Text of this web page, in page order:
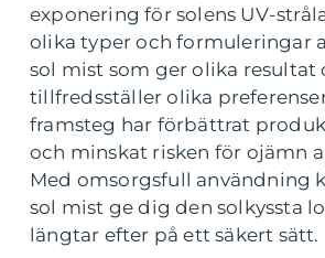
exponering för solens UV-
olika typer och formuleringar
sol mist som ger olika resultat
tillfredsställer olika
framsteg har förbättrat
och minskat risken för ojämn
Med omsorgsfull användning
sol mist ge dig den solkyssta
längtar efter på ett säkert sätt.